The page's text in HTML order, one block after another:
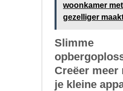
woonkamer
gezelliger
Slimme
Creëer meer
je kleine